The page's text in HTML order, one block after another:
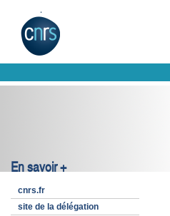
En savoir +
cnrs.fr
site de la délégation